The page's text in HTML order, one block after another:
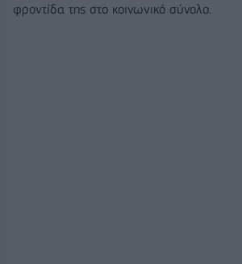
φροντίδα της στο κοινωνικό σύνολο.